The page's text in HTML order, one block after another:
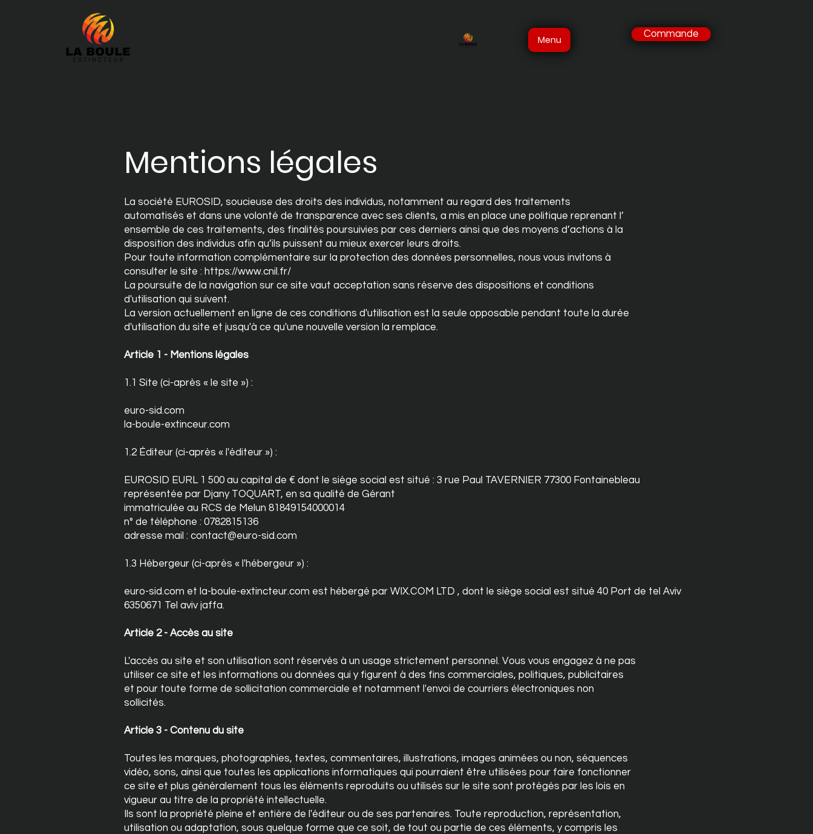
Menu Commande
Mentions légales
La société EUROSID, soucieuse des droits des individus, notamment au regard des traitements
automatisés et dans une volonté de transparence avec ses clients, a mis en place une politique reprenant l’
ensemble de ces traitements, des finalités poursuivies par ces derniers ainsi que des moyens d’actions à la
disposition des individus afin qu’ils puissent au mieux exercer leurs droits.
Pour toute information complémentaire sur la protection des données personnelles, nous vous invitons à
consulter le site : https://www.cnil.fr/
La poursuite de la navigation sur ce site vaut acceptation sans réserve des dispositions et conditions
d'utilisation qui suivent.
La version actuellement en ligne de ces conditions d'utilisation est la seule opposable pendant toute la durée
d'utilisation du site et jusqu'à ce qu'une nouvelle version la remplace.
Article 1 - Mentions légales
1.1 Site (ci-après « le site ») :
euro-sid.com
la-boule-extinceur.com
1.2 Éditeur (ci-après « l'éditeur ») :
EUROSID EURL 1 500 au capital de € dont le siège social est situé : 3 rue Paul TAVERNIER 77300 Fontainebleau
représentée par Djany TOQUART, en sa qualité de Gérant
immatriculée au RCS de Melun 81849154000014
n° de téléphone : 0782815136
adresse mail : contact@euro-sid.com
1.3 Hébergeur (ci-après « l'hébergeur ») :
euro-sid.com et la-boule-extincteur.com est hébergé par WIX.COM LTD , dont le siège social est situé 40 Port de tel Aviv
6350671 Tel aviv jaffa.
Article 2 - Accès au site
L'accès au site et son utilisation sont réservés à un usage strictement personnel. Vous vous engagez à ne pas
utiliser ce site et les informations ou données qui y figurent à des fins commerciales, politiques, publicitaires
et pour toute forme de sollicitation commerciale et notamment l'envoi de courriers électroniques non
sollicités.
Article 3 - Contenu du site
Toutes les marques, photographies, textes, commentaires, illustrations, images animées ou non, séquences
vidéo, sons, ainsi que toutes les applications informatiques qui pourraient être utilisées pour faire fonctionner
ce site et plus généralement tous les éléments reproduits ou utilisés sur le site sont protégés par les lois en
vigueur au titre de la propriété intellectuelle.
Ils sont la propriété pleine et entière de l'éditeur ou de ses partenaires. Toute reproduction, représentation,
utilisation ou adaptation, sous quelque forme que ce soit, de tout ou partie de ces éléments, y compris les